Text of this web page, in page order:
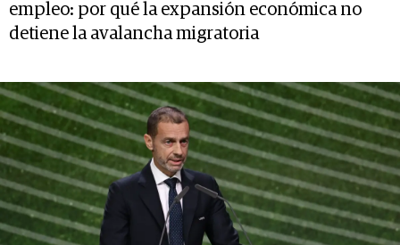
empleo: por qué la expansión económica no
detiene la avalancha migratoria